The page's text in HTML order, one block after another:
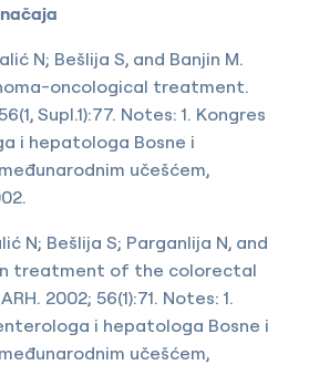
N; Bešlija S, and Banjin M.
oncological treatment.
Supl.1):77. Notes: 1. Kongres
i hepatologa Bosne i
učešćem,
N; Bešlija S; Parganlija N, and
in treatment of the colorectal
2002; 56(1):71. Notes: 1.
i hepatologa Bosne i
učešćem,